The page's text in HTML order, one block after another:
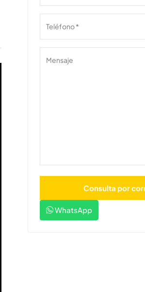
WhatsApp